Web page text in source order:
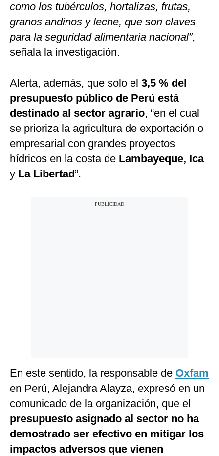
como los tubérculos, hortalizas, frutas,
granos andinos y leche, que son claves
para la seguridad alimentaria nacional”,
señala la investigación.
Alerta, además, que solo el 3,5 % del
presupuesto público de Perú está
destinado al sector agrario, “en el cual
se prioriza la agricultura de exportación o
empresarial con grandes proyectos
hídricos en la costa de Lambayeque, Ica
y La Libertad”.
En este sentido, la responsable de Oxfam
en Perú, Alejandra Alayza, expresó en un
comunicado de la organización, que el
presupuesto asignado al sector no ha
demostrado ser efectivo en mitigar los
impactos adversos que vienen